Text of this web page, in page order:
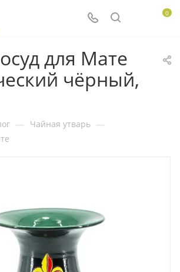
0
для Мате
чёрный,
— Чайная утварь —